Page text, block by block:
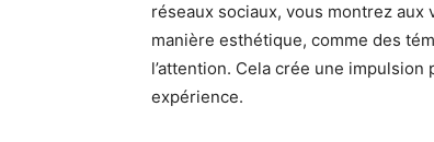
réseaux sociaux, vous montrez
manière esthétique, comme des
l’attention. Cela crée une
expérience.